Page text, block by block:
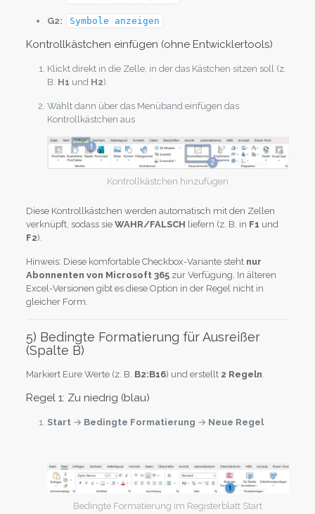
G2: Symbole anzeigen
Kontrollkästchen einfügen (ohne Entwicklertools)
Klickt direkt in die Zelle, in der das Kästchen sitzen soll (z.
B. H1 und H2).
Wählt dann über das Menüband einfügen das
Kontrollkästchen aus
Kontrollkästchen hinzufügen
Diese Kontrollkästchen werden automatisch mit den Zellen
verknüpft, sodass sie WAHR/FALSCH liefern (z. B. in F1 und
F2).
Hinweis: Diese komfortable Checkbox-Variante steht nur
Abonnenten von Microsoft 365zur Verfügung. In älteren
Excel-Versionen gibt es diese Option in der Regel nicht in
gleicher Form.
5) Bedingte Formatierung für Ausreißer
(Spalte B)
Markiert Eure Werte (z. B. B2:B16) und erstellt 2 Regeln.
Regel 1: Zu niedrig (blau)
Start→ Bedingte Formatierung → Neue Regel
Bedingte Formatierung im Registerblatt Start